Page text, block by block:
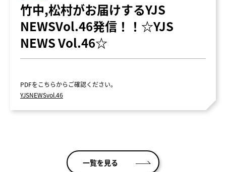
竹中,松村がお届けするYJS
NEWSVol.46発信！！☆YJS
NEWS Vol.46☆
PDFをこちらからご確認ください。
YJSNEWSvol.46
一覧を見る